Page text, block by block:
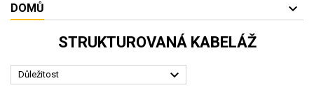
DOMŮ
STRUKTUROVANÁ KABELÁŽ
Důležitost 